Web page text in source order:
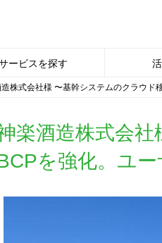
ービスを探す
株式会社様 〜基幹システムのクラウド
楽酒造株式会
を強化。ユ